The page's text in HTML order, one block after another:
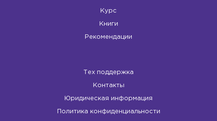
Курс
Книги
Рекомендации
Тех поддержка
Контакты
Юридическая информация
Политика конфиденциальности